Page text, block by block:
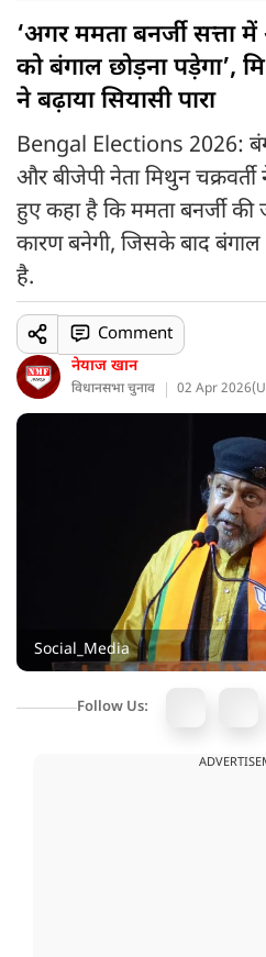
‘अगर ममता बनर्जी
को बंगाल छोड़ना पड़ेगा’,
ने बढ़ाया सियासी पारा
Bengal Elections 2026:
और बीजेपी नेता मिथुन
हुए कहा है कि ममता बनर्जी
कारण बनेगी, जिसके बाद
है.
नेयाज खान
विधानसभा चुनाव 02 Apr 2026(
Comment
Social_Media
Follow Us: